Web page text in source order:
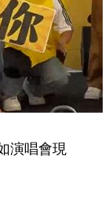
演唱會現